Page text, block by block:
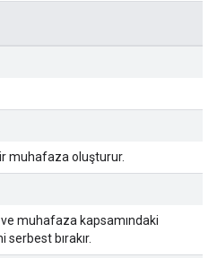
muhafaza oluşturur.
ve muhafaza kapsamındaki
serbest bırakır.